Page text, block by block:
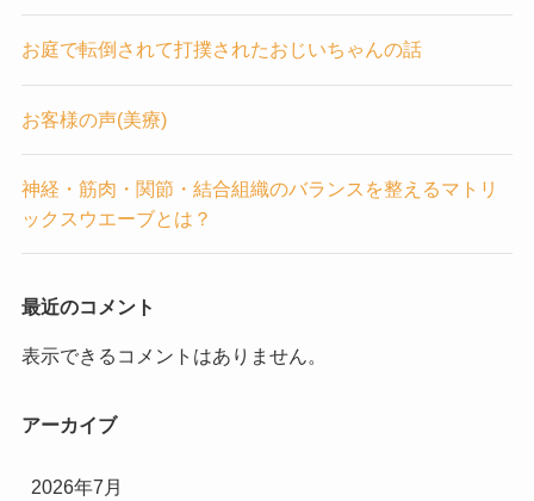
お庭で転倒されて打撲されたおじいちゃんの話
お客様の声(美療)
神経・筋肉・関節・結合組織のバランスを整えるマトリ
ックスウエーブとは？
最近のコメント
表示できるコメントはありません。
アーカイブ
2026年7月